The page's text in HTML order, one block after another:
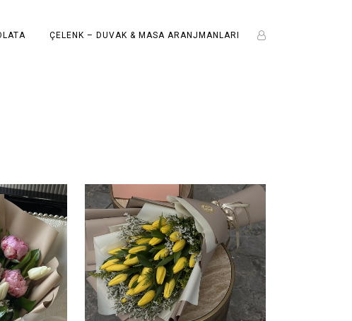
ÇELENK – DUVAK & MASA ARANJMANLARI